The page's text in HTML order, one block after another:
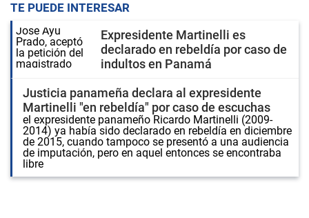
TE PUEDE INTERESAR
Expresidente Martinelli es
declarado en rebeldía por caso de
indultos en Panamá
Justicia panameña declara al expresidente
Martinelli "en rebeldía" por caso de escuchas
el expresidente panameño Ricardo Martinelli (2009-
2014) ya había sido declarado en rebeldía en diciembre
de 2015, cuando tampoco se presentó a una audiencia
de imputación, pero en aquel entonces se encontraba
libre